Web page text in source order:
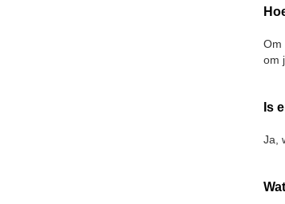
Om
om
Is
Ja,